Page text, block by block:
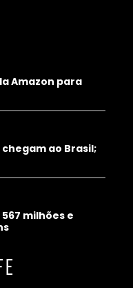
Amazon para
ao Brasil;
milhões e